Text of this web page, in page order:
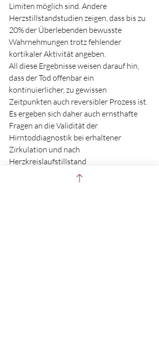
Limiten möglich sind. Andere
Herzstillstandstudien zeigen, dass bis zu
20% der Überlebenden bewusste
Wahrnehmungen trotz fehlender
kortikaler Aktivität angeben.
All diese Ergebnisse weisen darauf hin,
dass der Tod offenbar ein
kontinuierlicher, zu gewissen
Zeitpunkten auch reversibler Prozess ist.
Es ergeben sich daher auch ernsthafte
Fragen an die Validität der
Hirntoddiagnostik bei erhaltener
Zirkulation und nach
Herzkreislaufstillstand